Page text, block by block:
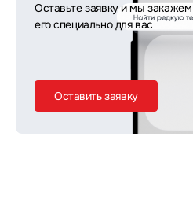
Оставьте заявку и мы закажем
его специально для вас
Оставить заявку